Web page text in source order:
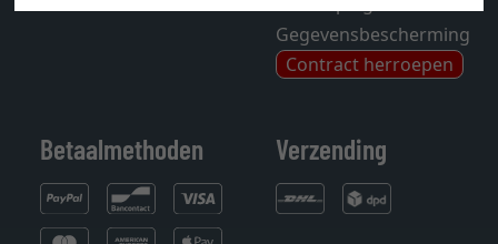
Gegevensbescherming
Contract herroepen
Betaalmethoden Verzending